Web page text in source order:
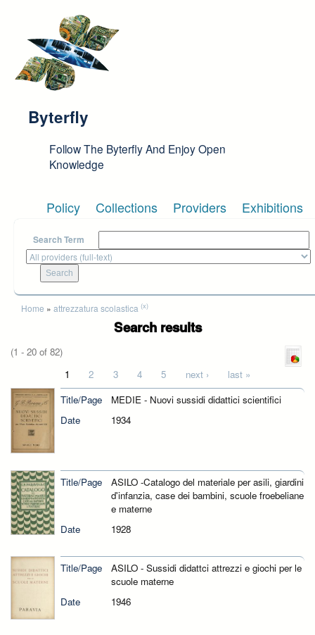
Byterfly
Follow The Byterfly And Enjoy Open
Knowledge
Policy Collections Providers Exhibitions
Search Term
You are here
Home » attrezzatura scolastica (x)
Search results
(1 - 20 of 82)
1 2 3 4 5 next ›
last »
Title/Page
MEDIE - Nuovi sussidi didattici scientifici
Date
1934
Title/Page
ASILO -Catalogo del materiale per asili, giardini
d'infanzia, case dei bambini, scuole froebeliane
e materne
Date
1928
Title/Page
ASILO - Sussidi didattci attrezzi e giochi per le
scuole materne
Date
1946